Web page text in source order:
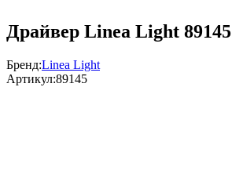
Драйвер Linea Light 89145
Бренд:Linea Light
Артикул:89145